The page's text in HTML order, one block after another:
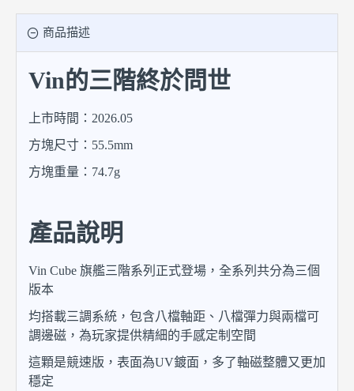
商品描述
Vin的三階終於問世
上市時間：2026.05
方塊尺寸：55.5mm
方塊重量：74.7g
產品說明
Vin Cube 旗艦三階系列正式登場，全系列共分為三個
版本
均搭載三調系統，包含八檔軸距、八檔彈力與兩檔可
調邊磁，為玩家提供精細的手感定制空間
這顆是競速版，表面為UV鍍面，多了軸磁整體又更加
穩定